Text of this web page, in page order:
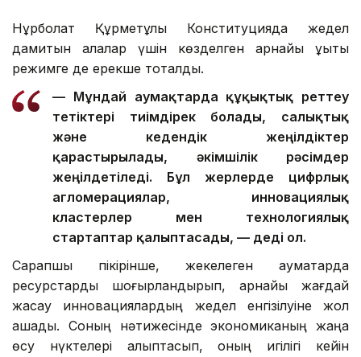
Нұрболат Құрметұлы Конституцияда жедел
дамитын қалалар үшін көзделген арнайы құқықтық
режимге де ерекше тоқталды.
— Мұндай аумақтарда құқықтық реттеу
тетіктері тиімдірек болады, салықтық
және кедендік жеңілдіктер
қарастырылады, әкімшілік рәсімдер
жеңілдетіледі. Бұл жерлерде цифрлық
агломерациялар, инновациялық
кластерлер мен технологиялық
стартаптар қалыптасады, — деді ол.
Сарапшы пікірінше, жекелеген аумақтарда
ресурстарды шоғырландырып, арнайы жағдай
жасау инновациялардың жедел енгізілуіне жол
ашады. Соның нәтижесінде экономиканың жаңа
өсу нүктелері қалыптасып, оның игілігі кейін